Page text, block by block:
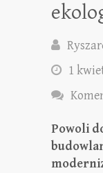
1
Powoli